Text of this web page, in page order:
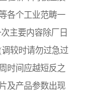
各个工业范畴一
主要内容除厂日
较时请勿过急过
时间应越短反之
及产品参数出现